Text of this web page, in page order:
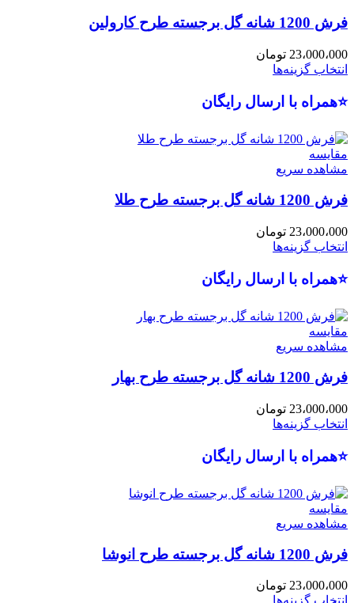
فرش 1200 شانه گل برجسته طرح کارولین
23،000،000 تومان
انتخاب گزینه‌ها
⭐همراه با ارسال رایگان
مقایسه
مشاهده سریع
فرش 1200 شانه گل برجسته طرح طلا
23،000،000 تومان
انتخاب گزینه‌ها
⭐همراه با ارسال رایگان
مقایسه
مشاهده سریع
فرش 1200 شانه گل برجسته طرح بهار
23،000،000 تومان
انتخاب گزینه‌ها
⭐همراه با ارسال رایگان
مقایسه
مشاهده سریع
فرش 1200 شانه گل برجسته طرح انوشا
23،000،000 تومان